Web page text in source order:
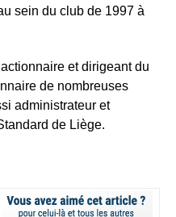
sein du club de 1997 à
et dirigeant du
de nombreuses
administrateur et
de Liège.